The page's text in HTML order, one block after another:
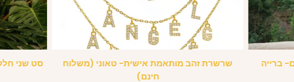
ברייה
שרשרת זהב מותאמת אישית- טאוני (משלוח
חינם)
סט שני